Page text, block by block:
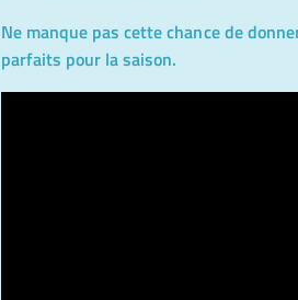
Ne manque pas cette chance de
parfaits pour la saison.